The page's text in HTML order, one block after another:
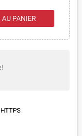
PANIER